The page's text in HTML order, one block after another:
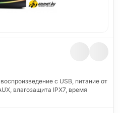
с USB, питание от
влагозащита IPX7, время